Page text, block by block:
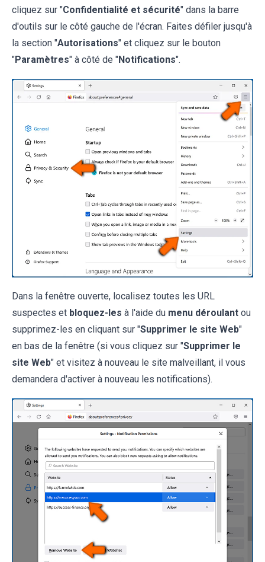
cliquez sur "Confidentialité et sécurité" dans la barre
d'outils sur le côté gauche de l'écran. Faites défiler jusqu'à
la section "Autorisations" et cliquez sur le bouton
"Paramètres" à côté de "Notifications".
Dans la fenêtre ouverte, localisez toutes les URL
suspectes et bloquez- les à l'aide du menu déroulant ou
supprimez-les en cliquant sur "Supprimer le site Web"
en bas de la fenêtre (si vous cliquez sur "Supprimer le
site Web" et visitez à nouveau le site malveillant, il vous
demandera d'activer à nouveau les notifications).